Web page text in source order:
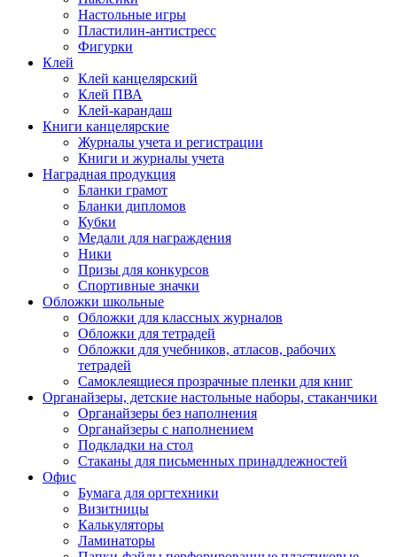
Настольные игры
Пластилин-антистресс
Фигурки
Клей
Клей канцелярский
Клей ПВА
Клей-карандаш
Книги канцелярские
Журналы учета и регистрации
Книги и журналы учета
Наградная продукция
Бланки грамот
Бланки дипломов
Кубки
Медали для награждения
Ники
Призы для конкурсов
Спортивные значки
Обложки школьные
Обложки для классных журналов
Обложки для тетрадей
Обложки для учебников, атласов, рабочих
тетрадей
Самоклеящиеся прозрачные пленки для книг
Органайзеры, детские настольные наборы, стаканчики
Органайзеры без наполнения
Органайзеры с наполнением
Подкладки на стол
Стаканы для письменных принадлежностей
Офис
Бумага для оргтехники
Визитницы
Калькуляторы
Ламинаторы